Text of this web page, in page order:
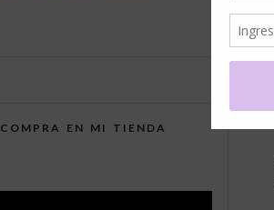
COMPRA EN MI TIENDA